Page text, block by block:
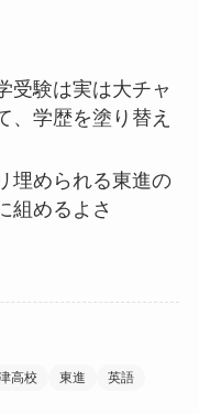
受験は実は大チャ
、学歴を塗り替え
埋められる東進の
組めるよさ
高校 東進
英語